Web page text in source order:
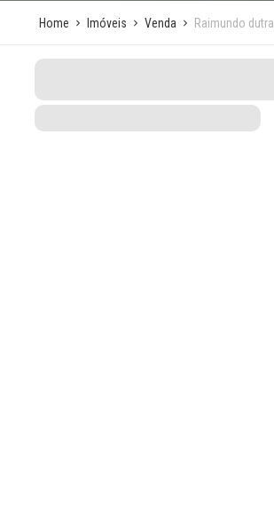
Home Imóveis Venda Raimundo dutra